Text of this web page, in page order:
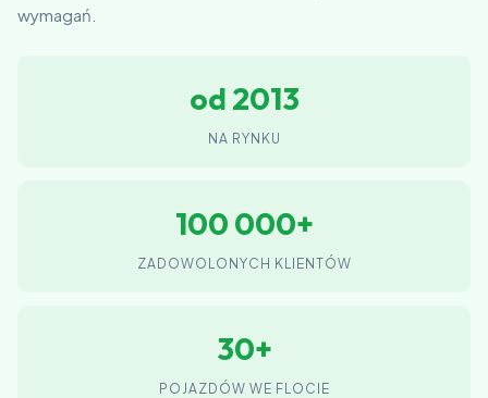
wymagań.
od 2013
NA RYNKU
100 000+
ZADOWOLONYCH KLIENTÓW
30+
POJAZDÓW WE FLOCIE